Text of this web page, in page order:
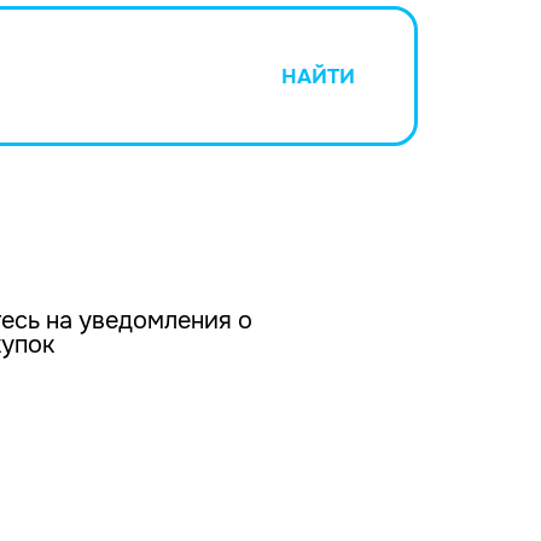
НАЙТИ
на уведомления о